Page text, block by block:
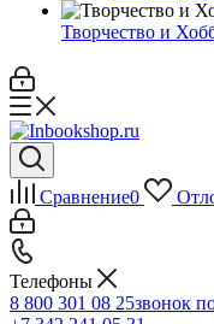
Творчество и
Сравнение0
Телефоны
8 800 301 08 25звонок